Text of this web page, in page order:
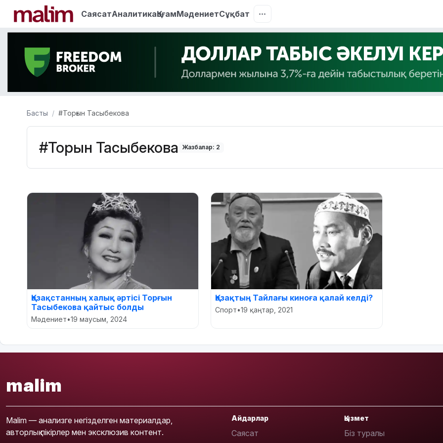
СаясатАналитикаҚоғамМәдениетСұқбат
Басты #Торғын Тасыбекова
#Торғын Тасыбекова Жазбалар: 2
Қазақстанның халық әртісі Торғын
Тасыбекова қайтыс болды
Мәдениет•19 маусым, 2024
Қазақтың Тайлағы киноға қалай келді?
Спорт•19 қаңтар, 2021
malim
Malim — анализге негізделген материалдар,
авторлық пікірлер мен эксклюзив контент.
Айдарлар
Саясат
Қызмет
Біз туралы